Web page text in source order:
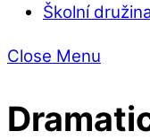
Školní
Close Menu